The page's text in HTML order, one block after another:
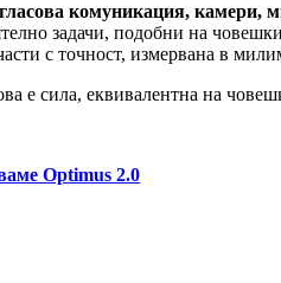
гласова комуникация, камери,
задачи, подобни на
с точност, измервана в
е сила, еквивалентна на
Optimus 2.0